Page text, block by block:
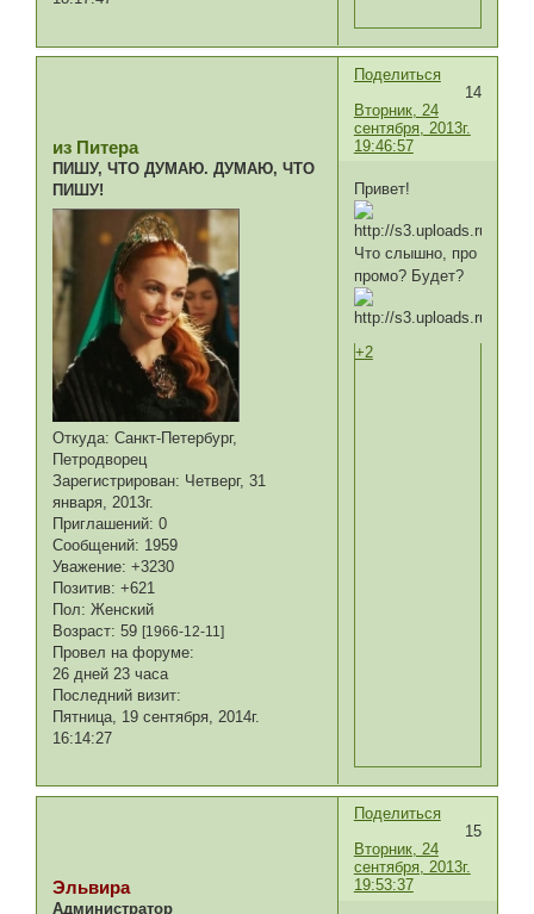
Поделиться
14
Вторник, 24
сентября, 2013г.
19:46:57
из Питера
ПИШУ, ЧТО ДУМАЮ. ДУМАЮ, ЧТО
ПИШУ!
Откуда: Санкт-Петербург,
Петродворец
Зарегистрирован: Четверг, 31
января, 2013г.
Приглашений: 0
Сообщений: 1959
Уважение: +3230
Позитив: +621
Пол: Женский
Возраст: 59[1966-12-11]
Провел на форуме:
26 дней 23 часа
Последний визит:
Пятница, 19 сентября, 2014г.
16:14:27
Привет!
Что слышно, про
промо? Будет?
+2
Поделиться
15
Вторник, 24
сентября, 2013г.
19:53:37
Эльвира
Администратор